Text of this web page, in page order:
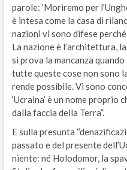
parole: ‘Moriremo per
è intesa come la casa di
nazioni vi sono difese
La nazione è l’architettura,
si prova la mancanza
tutte queste cose non sono
rende possibile. Vi sono
‘Ucraina’ è un nome proprio
dalla faccia della Terra”.
E sulla presunta
passato e del presente
niente: né Holodomor, la